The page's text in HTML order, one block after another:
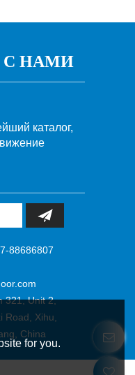
С НАМИ
каталог,
88686807
321, Unit 2,
Road, Xihu,
China
for you.